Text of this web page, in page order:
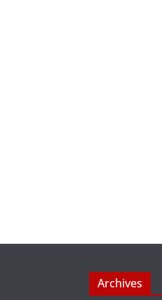
Archives